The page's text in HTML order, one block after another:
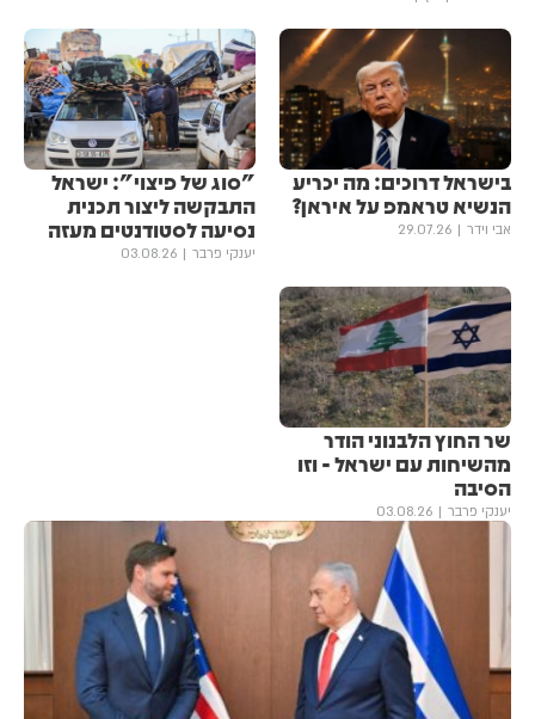
בישראל דרוכים: מה יכריע
הנשיא טראמפ על איראן?
אבי וידר 29.07.26
"סוג של פיצוי": ישראל
התבקשה ליצור תכנית
נסיעה לסטודנטים מעזה
יענקי פרבר 03.08.26
שר החוץ הלבנוני הודר
מהשיחות עם ישראל - וזו
הסיבה
יענקי פרבר 03.08.26